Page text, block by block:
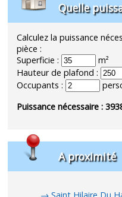
Quelle
Calculez la puissance
pièce :
Superficie :
m²
Hauteur de plafond :
Occupants :
Puissance nécessaire :
A proximité
Saint Hilaire Du